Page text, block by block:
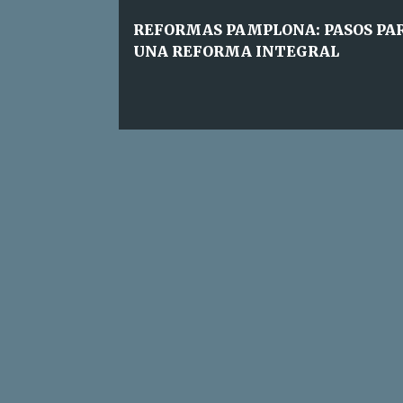
REFORMAS PAMPLONA: PASOS
UNA REFORMA INTEGRAL